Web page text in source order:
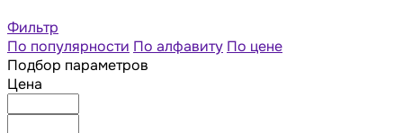
Фильтр
По популярности По алфавиту По цене
Подбор параметров
Цена